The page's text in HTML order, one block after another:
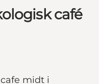
café
midt i